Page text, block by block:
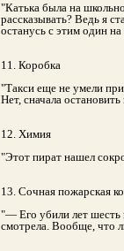
"Катька была на
рассказывать? Ведь я
останусь с этим один
11. Коробка
"Такси еще не умели
Нет, сначала остановить
12. Химия
"Этот пират нашел
13. Сочная пожарская
"— Его убили лет
смотрела. Вообще, что